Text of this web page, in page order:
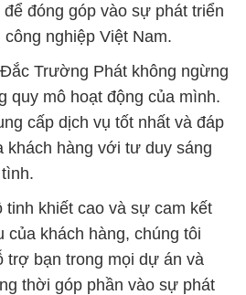
đóng góp vào sự phát triển
nghiệp Việt Nam.
Trường Phát không ngừng
quy mô hoạt động của mình.
cấp dịch vụ tốt nhất và đáp
khách hàng với tư duy sáng
tinh khiết cao và sự cam kết
của khách hàng, chúng tôi
trợ bạn trong mọi dự án và
thời góp phần vào sự phát